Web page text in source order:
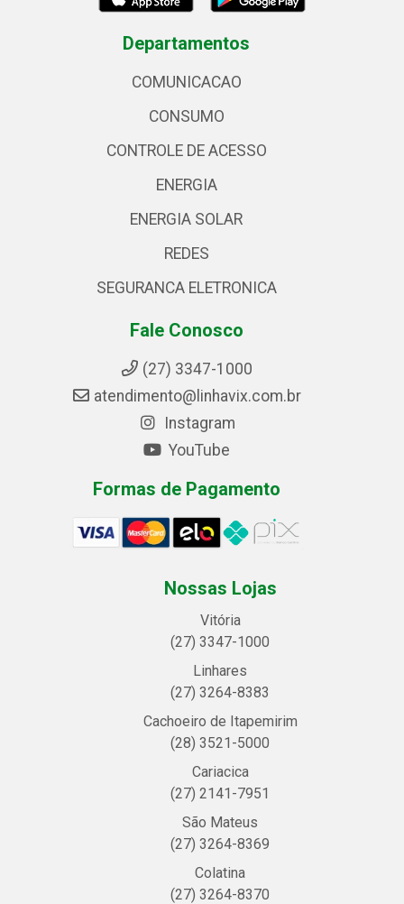
Departamentos
COMUNICACAO
CONSUMO
CONTROLE DE ACESSO
ENERGIA
ENERGIA SOLAR
REDES
SEGURANCA ELETRONICA
Fale Conosco
(27) 3347-1000
atendimento@linhavix.com.br
Instagram
YouTube
Formas de Pagamento
Nossas Lojas
Vitória
(27) 3347-1000
Linhares
(27) 3264-8383
Cachoeiro de Itapemirim
(28) 3521-5000
Cariacica
(27) 2141-7951
São Mateus
(27) 3264-8369
Colatina
(27) 3264-8370